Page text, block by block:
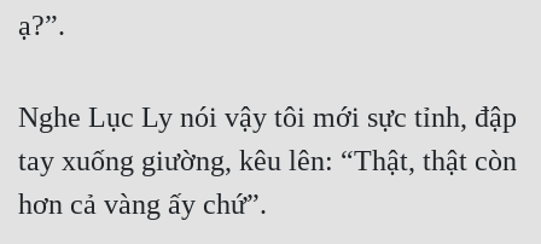
Kiếm Hiệp
Kỳ Ảo
Linh Dị
Làm Giàu
ạ?”.
Nghe Lục Ly nói vậy tôi mới sực tỉnh, đập
tay xuống giường, kêu lên: “Thật, thật còn
hơn cả vàng ấy chứ”.